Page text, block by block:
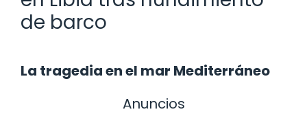
de barco
La tragedia en el mar Mediterráneo
Anuncios